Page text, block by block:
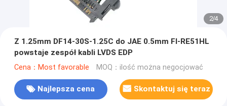
2/4
Z 1.25mm DF14-30S-1.25C do JAE 0.5mm FI-RE51HL
powstaje zespół kabli LVDS EDP
Cena：Most favorable MOQ：ilość można negocjować
Najlepsza cena Skontaktuj się teraz